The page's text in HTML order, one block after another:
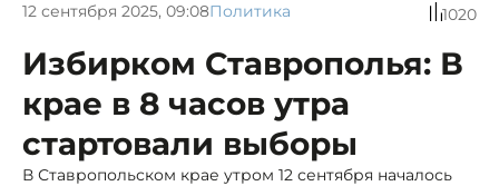
12 сентября 2025, 09:08Политика 1020
Избирком Ставрополья: В
крае в 8 часов утра
стартовали выборы
В Ставропольском крае утром 12 сентября началось